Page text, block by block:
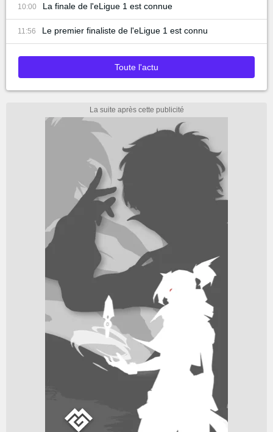
10:00 La finale de l'eLigue 1 est connue
11:56 Le premier finaliste de l'eLigue 1 est connu
Toute l'actu